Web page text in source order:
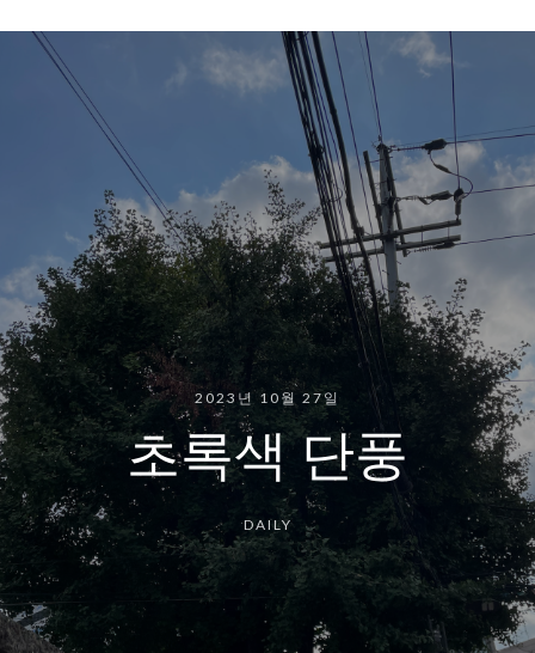
2023년 10월 27일
초록색 단풍
DAILY